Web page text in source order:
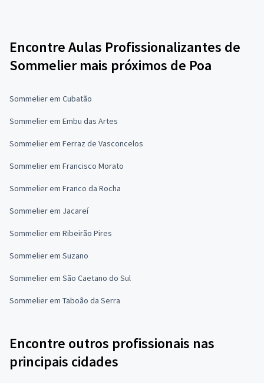
Encontre Aulas Profissionalizantes de
Sommelier mais próximos de Poa
Sommelier em Cubatão
Sommelier em Embu das Artes
Sommelier em Ferraz de Vasconcelos
Sommelier em Francisco Morato
Sommelier em Franco da Rocha
Sommelier em Jacareí
Sommelier em Ribeirão Pires
Sommelier em Suzano
Sommelier em São Caetano do Sul
Sommelier em Taboão da Serra
Encontre outros profissionais nas
principais cidades